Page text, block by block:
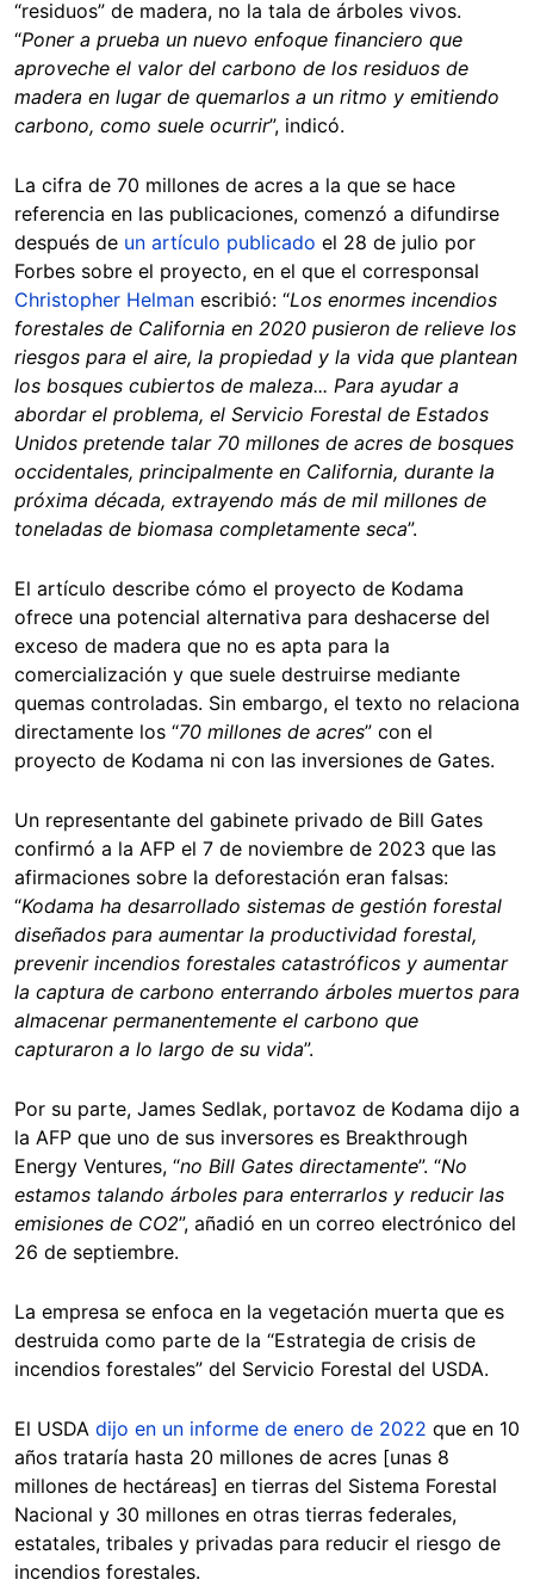
“residuos” de madera, no la tala de árboles vivos.
“Poner a prueba un nuevo enfoque financiero que
aproveche el valor del carbono de los residuos de
madera en lugar de quemarlos a un ritmo y emitiendo
carbono, como suele ocurrir”, indicó.
La cifra de 70 millones de acres a la que se hace
referencia en las publicaciones, comenzó a difundirse
después de un artículo publicado el 28 de julio por
Forbes sobre el proyecto, en el que el corresponsal
Christopher Helman escribió: “Los enormes incendios
forestales de California en 2020 pusieron de relieve los
riesgos para el aire, la propiedad y la vida que plantean
los bosques cubiertos de maleza... Para ayudar a
abordar el problema, el Servicio Forestal de Estados
Unidos pretende talar 70 millones de acres de bosques
occidentales, principalmente en California, durante la
próxima década, extrayendo más de mil millones de
toneladas de biomasa completamente seca”.
El artículo describe cómo el proyecto de Kodama
ofrece una potencial alternativa para deshacerse del
exceso de madera que no es apta para la
comercialización y que suele destruirse mediante
quemas controladas. Sin embargo, el texto no relaciona
directamente los “70 millones de acres” con el
proyecto de Kodama ni con las inversiones de Gates.
Un representante del gabinete privado de Bill Gates
confirmó a la AFP el 7 de noviembre de 2023 que las
afirmaciones sobre la deforestación eran falsas:
“Kodama ha desarrollado sistemas de gestión forestal
diseñados para aumentar la productividad forestal,
prevenir incendios forestales catastróficos y aumentar
la captura de carbono enterrando árboles muertos para
almacenar permanentemente el carbono que
capturaron a lo largo de su vida”.
Por su parte, James Sedlak, portavoz de Kodama dijo a
la AFP que uno de sus inversores es Breakthrough
Energy Ventures, “no Bill Gates directamente”. “No
estamos talando árboles para enterrarlos y reducir las
emisiones de CO2”, añadió en un correo electrónico del
26 de septiembre.
La empresa se enfoca en la vegetación muerta que es
destruida como parte de la “Estrategia de crisis de
incendios forestales” del Servicio Forestal del USDA.
El USDA dijo en un informe de enero de 2022 que en 10
años trataría hasta 20 millones de acres [unas 8
millones de hectáreas] en tierras del Sistema Forestal
Nacional y 30 millones en otras tierras federales,
estatales, tribales y privadas para reducir el riesgo de
incendios forestales.